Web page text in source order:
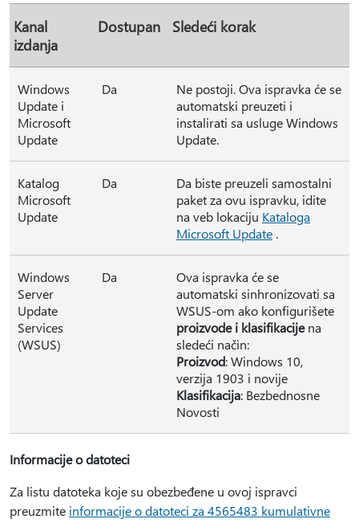
Kanal
izdanja
Dostupan Sledeći korak
Windows
Update i
Microsoft
Update
Da
Ne postoji. Ova ispravka će se
automatski preuzeti i
instalirati sa usluge Windows
Update.
Katalog
Microsoft
Update
Da
Da biste preuzeli samostalni
paket za ovu ispravku, idite
na veb lokaciju Kataloga
Microsoft Update .
Windows
Server
Update
Services
(WSUS)
Da
Ova ispravka će se
automatski sinhronizovati sa
WSUS-om ako konfigurišete
proizvode i klasifikacijena
sledeći način:
Proizvod: Windows 10,
verzija 1903 i novije
Klasifikacija: Bezbednosne
Novosti
Informacije o datoteci
Za listu datoteka koje su obezbeđene u ovoj ispravci
preuzmite informacije o datoteci za 4565483 kumulativne